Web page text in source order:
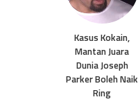
Kasus Kokain,
Mantan Juara
Dunia Joseph
Parker Boleh Naik
Ring